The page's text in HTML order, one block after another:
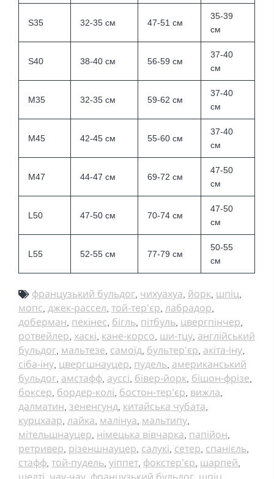
S35 32-35 см 47-51 см
35-39
см
S40 38-40 см 56-59 см
37-40
см
M35 32-35 см 59-62 см
37-40
см
M45 42-45 см 55-60 см
37-40
см
M47 44-47 см 69-72 см
47-50
см
L50 47-50 см 70-74 см
47-50
см
L55 52-55 см 77-79 см
50-55
см
французький бульдог чихуахуа йорк шпіц
мопс джек-рассел той-тер'єр лабрадор
доберман пекінес бігль пітбуль цвергпінчер
ротвейлер хаскі кане-корсо ши-тцу англійський
бульдог мальтезе самоїд бультер'єр акіта-іну
сіба-іну цвергшнауцер пудель американський
бульдог амстафф ауссі бівер-йорк бішон-фрізе
боксер бордер-колі бостон-тер'єр вижла
далматин зененгунд китайська чубата
курцхаар лайка малінуа мальтипу
мітельшнауцер німецька вівчарка папійон
ретривер різеншнауцер салукі сетер спанієль
стафф той-пудель уіппет фокстер'єр шарпей
шелті чау-чау французький бульдог шпіц